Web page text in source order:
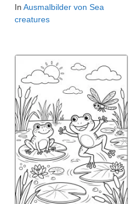
In Ausmalbilder von Sea
creatures